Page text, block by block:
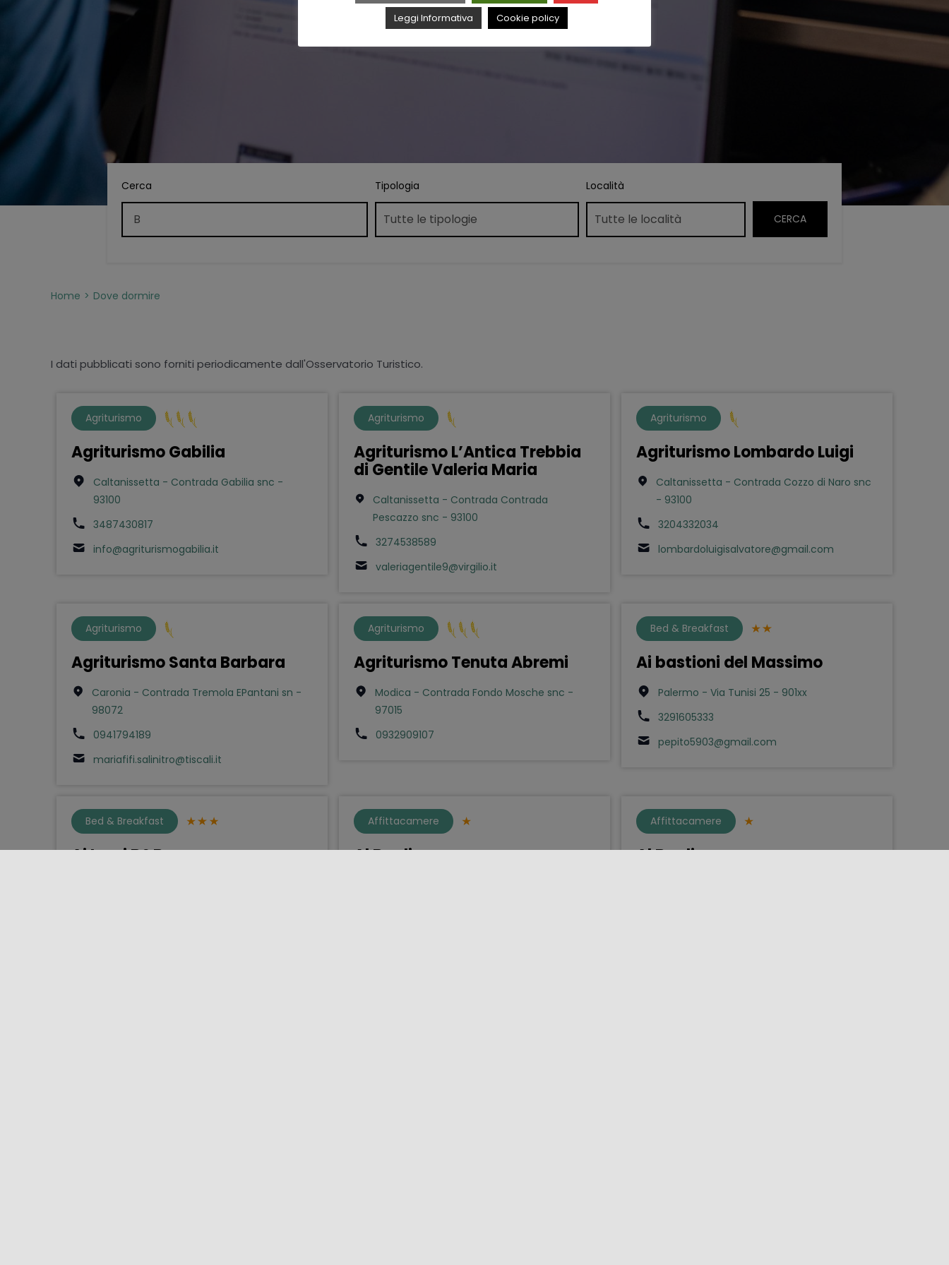
Cerca Tipologia Località
Home Dove dormire
I dati pubblicati sono forniti periodicamente dall'Osservatorio Turistico.
Agriturismo
Agriturismo Gabilia
Caltanissetta - Contrada Gabilia snc -
93100
3487430817
info@agriturismogabilia.it
Agriturismo
Agriturismo L’Antica Trebbia
di Gentile Valeria Maria
Caltanissetta - Contrada Contrada
Pescazzo snc - 93100
3274538589
valeriagentile9@virgilio.it
Agriturismo
Agriturismo Lombardo Luigi
Caltanissetta - Contrada Cozzo di Naro snc
- 93100
3204332034
lombardoluigisalvatore@gmail.com
Agriturismo
Agriturismo Santa Barbara
Caronia - Contrada Tremola EPantani sn -
98072
0941794189
mariafifi.salinitro@tiscali.it
Agriturismo
Agriturismo Tenuta Abremi
Modica - Contrada Fondo Mosche snc -
97015
0932909107
Bed & Breakfast
Ai bastioni del Massimo
Palermo - Via Tunisi 25 - 901xx
3291605333
pepito5903@gmail.com
Bed & Breakfast
Ai Lumi B&B
Affittacamere
Al Baglio
Affittacamere
Al Baglio
Leggi Informativa Cookie policy